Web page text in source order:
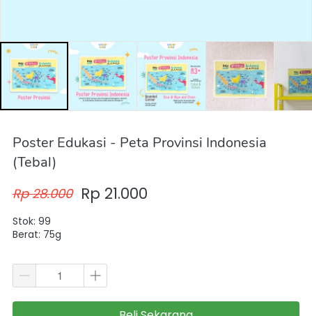
Poster Edukasi - Peta Provinsi Indonesia
(Tebal)
Rp 28.000 Rp 21.000
Stok: 99
Berat: 75g